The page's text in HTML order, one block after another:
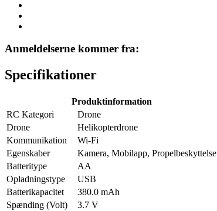
Anmeldelserne kommer fra:
Specifikationer
Produktinformation
RC Kategori
Drone
Drone
Helikopterdrone
Kommunikation
Wi-Fi
Egenskaber
Kamera, Mobilapp, Propelbeskyttelse
Batteritype
AA
Opladningstype
USB
Batterikapacitet
380.0 mAh
Spænding (Volt)
3.7 V